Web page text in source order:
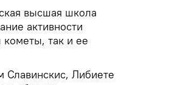
высшая школа
активности
так и ее
Славинскис, Либиете